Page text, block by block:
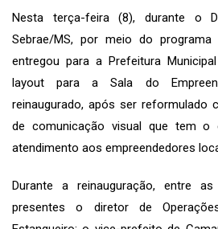
Nesta terça-feira (8), durante o
Sebrae/MS, por meio do programa
entregou para a Prefeitura
layout para a Sala do
reinaugurado, após ser reformulado
de comunicação visual que tem o
atendimento aos empreendedores
Durante a reinauguração, entre as
presentes o diretor de